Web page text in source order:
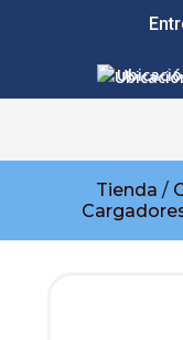
Tienda /